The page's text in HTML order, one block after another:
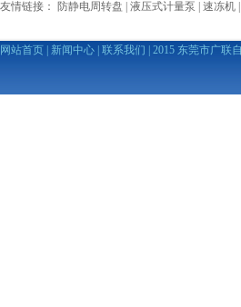
友情链接：
防静电周转盘 液压式计量泵 速冻机
网站首页 新闻中心 联系我们 | 2015 东莞市广联